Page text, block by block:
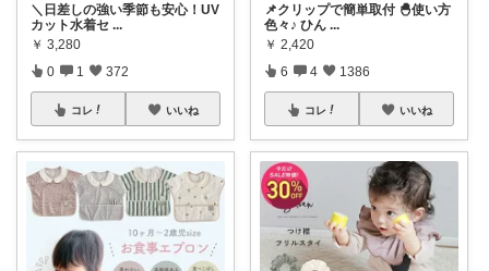
＼日差しの強い季節も安心！UV
カット水着セ ...
￥ 3,280
0 1 372
コレ いいね
📌クリップで簡単取付 🐣使い方
色々♪ ひん ...
￥ 2,420
6 4 1386
コレ いいね